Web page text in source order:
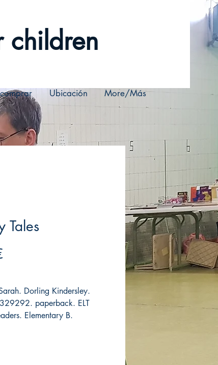
children
Ubicación More/Más
Tales
Dorling Kindersley.
paperback. ELT
Elementary B.